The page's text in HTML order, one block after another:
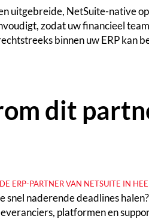
uitgebreide, NetSuite-native
zodat uw financieel
binnen uw ERP kan
dit
ERP-PARTNER VAN NETSUITE IN
snel naderende deadlines
platformen en